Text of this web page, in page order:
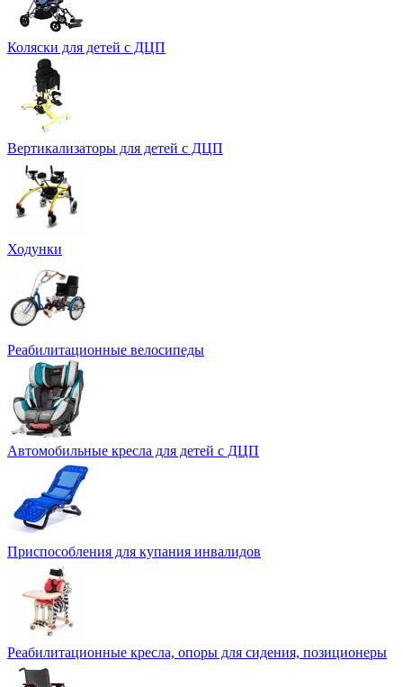
Коляски для детей с ДЦП
Вертикализаторы для детей с ДЦП
Ходунки
Реабилитационные велосипеды
Автомобильные кресла для детей с ДЦП
Приспособления для купания инвалидов
Реабилитационные кресла, опоры для сидения, позиционеры